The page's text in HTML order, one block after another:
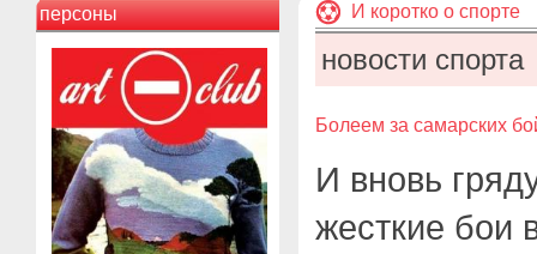
персоны И коротко о спорте
новости спорта
Болеем за самарских
И вновь
жесткие бои